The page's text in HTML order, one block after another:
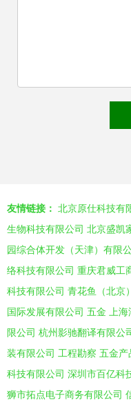
友情链接： 北京原仕科技有
生物科技有限公司 北京盛凯
园综合体开发（天津）有限
络科技有限公司 重庆君威工
科技有限公司 青花鱼（北京
国际发展有限公司 五金 上
限公司 杭州影驰翻译有限公
装有限公司 工程勘察 五金产
科技有限公司 深圳市百亿科
狮市拓点电子商务有限公司